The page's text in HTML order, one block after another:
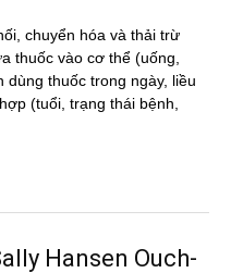
chuyển hóa và thải trừ
thuốc vào cơ thể (uống,
dùng thuốc trong ngày, liều
(tuổi, trạng thái bệnh,
Hansen Ouch-